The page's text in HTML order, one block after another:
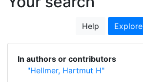
Help Explore
In authors or contributors
"Hellmer, Hartmut H"